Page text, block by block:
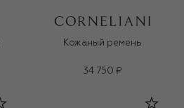
Кожаный ремень
34 750 ₽